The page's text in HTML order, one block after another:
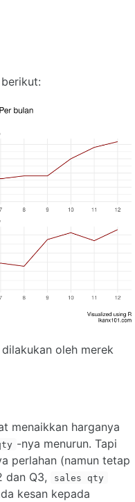
oleh merek
menaikkan harganya
-nya menurun. Tapi
perlahan (namun tetap
dan Q3,
sales qty
kesan kepada